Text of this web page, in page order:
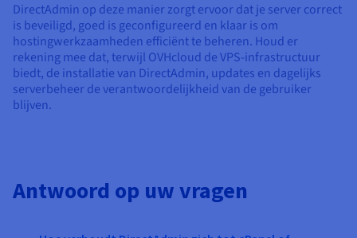
DirectAdmin op deze manier zorgt ervoor dat je server correct
is beveiligd, goed is geconfigureerd en klaar is om
hostingwerkzaamheden efficiënt te beheren. Houd er
rekening mee dat, terwijl OVHcloud de VPS-infrastructuur
biedt, de installatie van DirectAdmin, updates en dagelijks
serverbeheer de verantwoordelijkheid van de gebruiker
blijven.
Antwoord op uw vragen